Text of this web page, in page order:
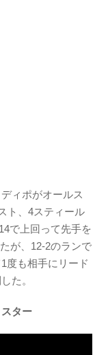
ィポがオールス
ト、4スティール
で上回って先手を
が、12-2のランで
度も相手にリード
た。
ター